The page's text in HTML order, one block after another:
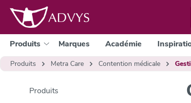
recherche Passer à la navigation principale
Produits Marques Académie
Produits
Metra Care Contention médicale
Produits